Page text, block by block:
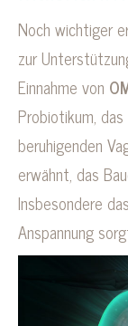
Noch wichtiger
zur
Einnahme von
Probiotikum,
beruhigenden
erwähnt, das
Insbesondere
Anspannung